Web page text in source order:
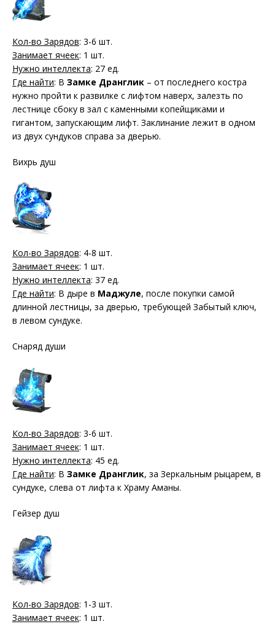
Кол-во Зарядов: 3-6 шт.
Занимает ячеек: 1 шт.
Нужно интеллекта: 27 ед.
Где найти: В Замке Дранглик – от последнего костра
нужно пройти к развилке с лифтом наверх, залезть по
лестнице сбоку в зал с каменными копейщиками и
гигантом, запускающим лифт. Заклинание лежит в одном
из двух сундуков справа за дверью.
Вихрь душ
Кол-во Зарядов: 4-8 шт.
Занимает ячеек: 1 шт.
Нужно интеллекта: 37 ед.
Где найти: В дыре в Маджуле, после покупки самой
длинной лестницы, за дверью, требующей Забытый ключ,
в левом сундуке.
Снаряд души
Кол-во Зарядов: 3-6 шт.
Занимает ячеек: 1 шт.
Нужно интеллекта: 45 ед.
Где найти: В Замке Дранглик, за Зеркальным рыцарем, в
сундуке, слева от лифта к Храму Аманы.
Гейзер душ
Кол-во Зарядов: 1-3 шт.
Занимает ячеек: 1 шт.